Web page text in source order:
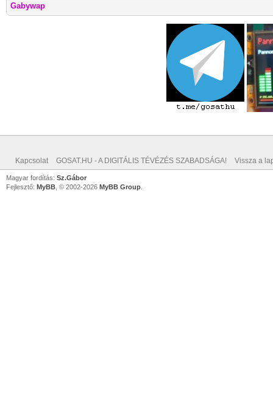
Gabywap
Kapcsolat GOSAT.HU - A DIGITÁLIS TÉVÉZÉS SZABADSÁGA! Vissza a
Magyar fordítás: Sz.Gábor
Fejlesztő: MyBB , © 2002-2026 MyBB Group